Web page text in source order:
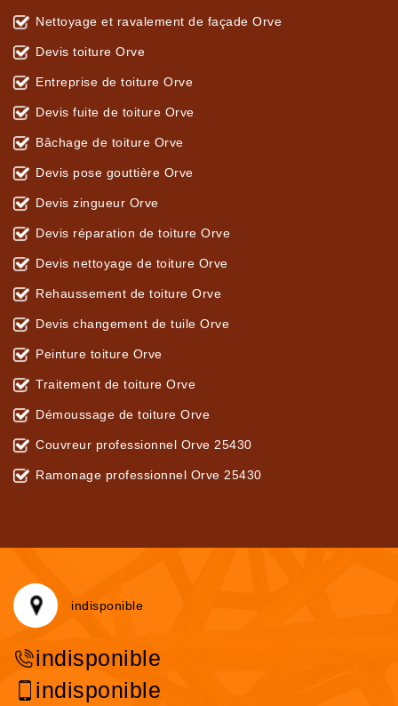
Nettoyage et ravalement de façade Orve
Devis toiture Orve
Entreprise de toiture Orve
Devis fuite de toiture Orve
Bâchage de toiture Orve
Devis pose gouttière Orve
Devis zingueur Orve
Devis réparation de toiture Orve
Devis nettoyage de toiture Orve
Rehaussement de toiture Orve
Devis changement de tuile Orve
Peinture toiture Orve
Traitement de toiture Orve
Démoussage de toiture Orve
Couvreur professionnel Orve 25430
Ramonage professionnel Orve 25430
indisponible
indisponible
indisponible